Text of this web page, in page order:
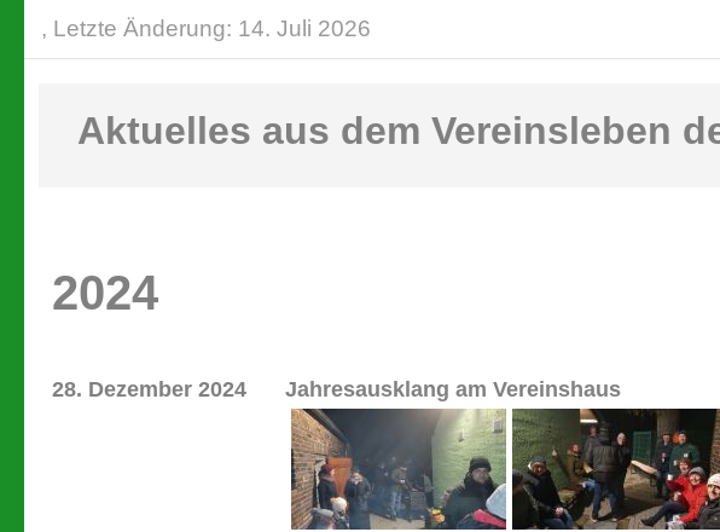
, Letzte Änderung: 14. Juli 2026
Aktuelles aus dem Vereinsleben
2024
28. Dezember 2024 Jahresausklang am Vereinshaus